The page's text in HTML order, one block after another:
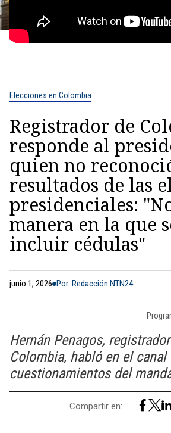
Elecciones en Colombia
Registrador de
responde al
quien no
resultados de las
presidenciales:
manera en la que
incluir cédulas"
junio 1, 2026 Por: Redacción NTN24
Hernán Penagos,
Colombia, habló en el canal
cuestionamientos del
Compartir en: